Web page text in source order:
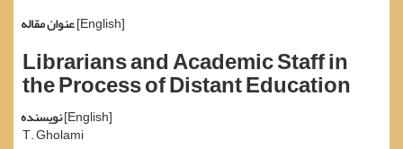
عنوان مقاله[English]
Librarians and Academic Staff in
the Process of Distant Education
نویسنده[English]
T. Gholami